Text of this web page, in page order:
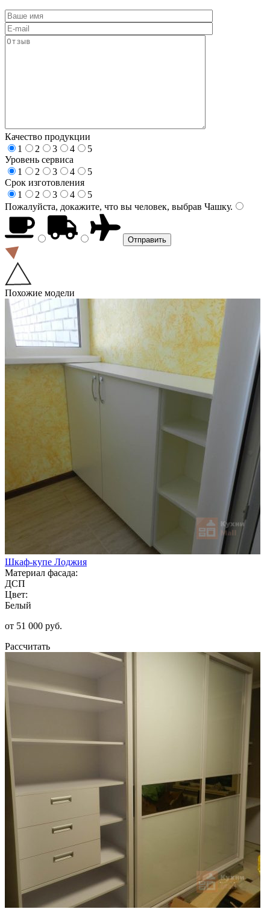
Качество продукции
1
2 3 4
5
Уровень сервиса
1
2 3 4
5
Срок изготовления
1
2 3 4
5
Пожалуйста, докажите, что вы человек, выбрав Чашку.
Похожие модели
Шкаф-купе Лоджия
Материал фасада:
ДСП
Цвет:
Белый
от 51 000 руб.
Рассчитать